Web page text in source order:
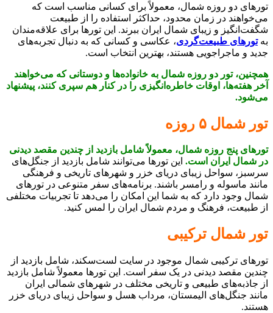
تورهای دو روزه شمال، معمولاً برای کسانی مناسب است که
می‌خواهند در زمان محدود، حداکثر استفاده را از طبیعت
شگفت‌انگیز و زیبای شمال ایران ببرند. این تورها برای علاقه‌مندان
بهتورهای طبیعت‌گردی، عکاسی و کسانی که به دنبال تجربه‌های
جدید و ماجراجویی هستند، بهترین انتخاب است.
همچنین، تور دو روزه شمال به خانواده‌ها و دوستانی که می‌خواهند
آخر هفته‌ها، اوقات خاطره‌انگیزی را در کنار هم سپری کنند، پیشنهاد
می‌شود.
تور شمال ۵ روزه
تورهای پنج روزه شمال، معمولاً شامل بازدید از چندین مقصد دیدنی
در شمال ایران است. این تورها می‌توانند شامل بازدید از جنگل‌های
سرسبز، سواحل زیبای دریای خزر و شهرهای تاریخی و فرهنگی
مانند ماسوله و رامسر باشند. برنامه‌های سفر متنوعی در تورهای
شمال وجود دارد که به شما این امکان را می‌دهد تا تجربیات مختلفی
از طبیعت، فرهنگ و مردم شمال ایران را لمس کنید.
تور شمال ترکیبی
تورهای ترکیبی شمال موجود در سایت لست‌سکند، شامل بازدید از
چندین مقصد دیدنی در یک سفر است. این تورها معمولاً شامل بازدید
از جاذبه‌های طبیعی و تاریخی مختلف در شهرهای شمالی ایران
مانند جنگل‌های الیمستان، مرداب هسل و سواحل زیبای دریای خزر
هستند.